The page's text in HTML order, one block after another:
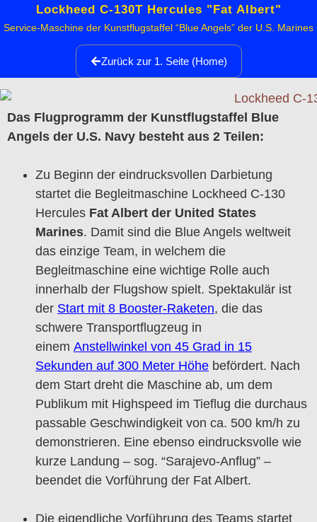
Lockheed C-130T Hercules "Fat Albert"
Service-Maschine der Kunstflugstaffel “Blue Angels” der U.S. Marines
Zurück zur 1. Seite (Home)
Das Flugprogramm der Kunstflugstaffel Blue
Angels der U.S. Navy besteht aus 2 Teilen:
Zu Beginn der eindrucksvollen Darbietung
startet die Begleitmaschine Lockheed C-130
Hercules Fat Albert der United States
Marines. Damit sind die Blue Angels weltweit
das einzige Team, in welchem die
Begleitmaschine eine wichtige Rolle auch
innerhalb der Flugshow spielt. Spektakulär ist
der Start mit 8 Booster-Raketen, die das
schwere Transportflugzeug in
einem Anstellwinkel von 45 Grad in 15
Sekunden auf 300 Meter Höhe befördert. Nach
dem Start dreht die Maschine ab, um dem
Publikum mit Highspeed im Tieflug die durchaus
passable Geschwindigkeit von ca. 500 km/h zu
demonstrieren. Eine ebenso eindrucksvolle wie
kurze Landung – sog. “Sarajevo-Anflug” –
beendet die Vorführung der Fat Albert.
Die eigendliche Vorführung des Teams startet